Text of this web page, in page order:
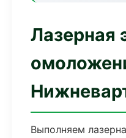
Лазерная
Выполняем